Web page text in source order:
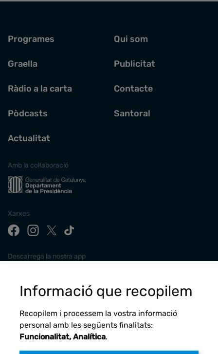
Programes
Graella
Ràdio a la carta
Pòdcasts
Actualitat
Qui som
Publicitat
Contacte
Santoral
Amb la col·laboració
Xarxes
Descarrega la nostra app
Informació que recopilem
Recopilem i processem la vostra informació
personal amb les següents finalitats:
Funcionalitat, Analítica.